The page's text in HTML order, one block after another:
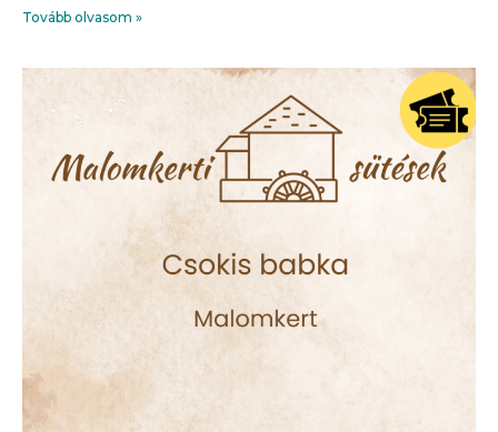
Tovább olvasom »